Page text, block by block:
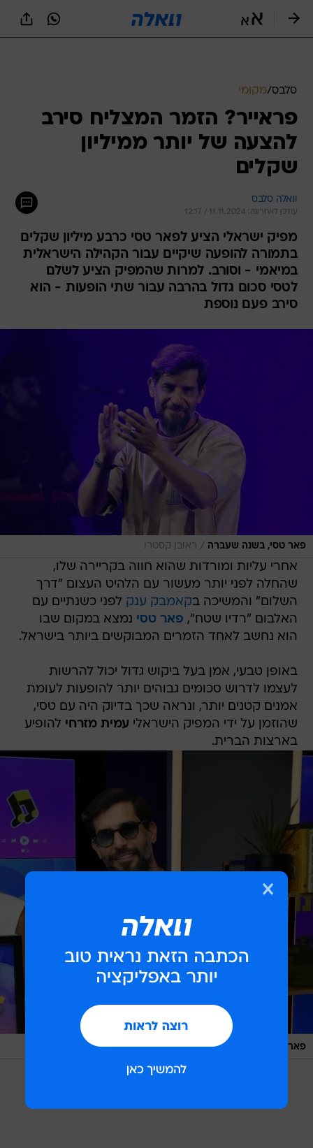
סלבס/מקומי
פראייר? הזמר המצליח סירב
להצעה של יותר ממיליון
שקלים
וואלה סלבס
עודכן לאחרונה: 11.11.2024 / 12:17
מפיק ישראלי הציע לפאר טסי כרבע מיליון שקלים
בתמורה להופעה שיקיים עבור הקהילה הישראלית
במיאמי - וסורב. למרות שהמפיק הציע לשלם
לטסי סכום גדול בהרבה עבור שתי הופעות - הוא
סירב פעם נוספת
פאר טסי, בשנה שעברה / ראובן קסטרו
אחרי עליות ומורדות שהוא חווה בקריירה שלו,
שהחלה לפני יותר מעשור עם הלהיט העצום "דרך
השלום" והמשיכה בקאמבק ענק לפני כשנתיים עם
האלבום "רדיו שטח", פאר טסי נמצא במקום שבו
הוא נחשב לאחד הזמרים המבוקשים ביותר בישראל.
באופן טבעי, אמן בעל ביקוש גדול יכול להרשות
לעצמו לדרוש סכומים גבוהים יותר להופעות לעומת
אמנים קטנים יותר, ונראה שכך בדיוק היה עם טסי,
שהוזמן על ידי המפיק הישראלי עמית מזרחי להופיע
בארצות הברית.
פאר טסי ראובן קסטרו